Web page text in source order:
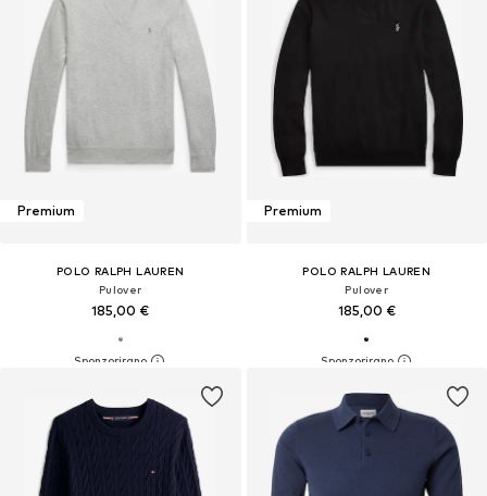
Premium
POLO RALPH LAUREN
Pulover
185,00 €
Premium
POLO RALPH LAUREN
Pulover
185,00 €